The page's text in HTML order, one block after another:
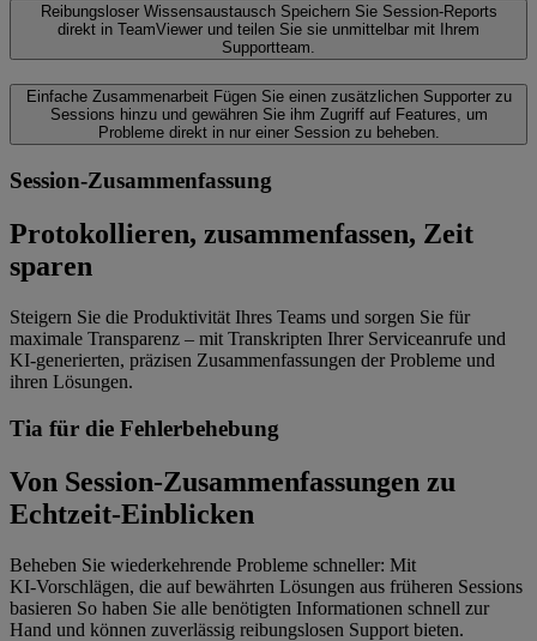
Reibungsloser Wissensaustausch Speichern Sie Session-Reports
direkt in TeamViewer und teilen Sie sie unmittelbar mit Ihrem
Supportteam.
Einfache Zusammenarbeit Fügen Sie einen zusätzlichen Supporter zu
Sessions hinzu und gewähren Sie ihm Zugriff auf Features, um
Probleme direkt in nur einer Session zu beheben.
Session-Zusammenfassung
Protokollieren, zusammenfassen, Zeit
sparen
Steigern Sie die Produktivität Ihres Teams und sorgen Sie für
maximale Transparenz – mit Transkripten Ihrer Serviceanrufe und
KI‑generierten, präzisen Zusammenfassungen der Probleme und
ihren Lösungen.
Tia für die Fehlerbehebung
Von Session-Zusammenfassungen zu
Echtzeit-Einblicken
Beheben Sie wiederkehrende Probleme schneller: Mit
KI‑Vorschlägen, die auf bewährten Lösungen aus früheren Sessions
basieren So haben Sie alle benötigten Informationen schnell zur
Hand und können zuverlässig reibungslosen Support bieten.